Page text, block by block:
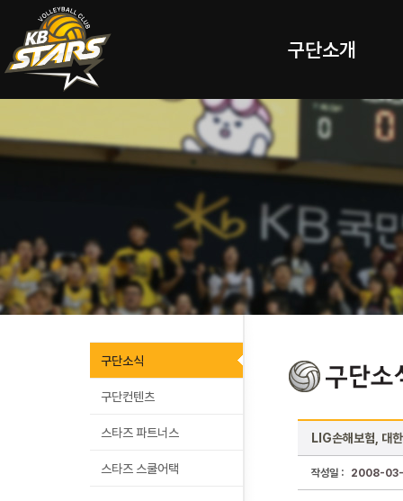
구단소개
구단소식
구단컨텐츠
스타즈 파트너스
스타즈 스쿨어택
LIG손해보험, 대
작성일 : 2008-